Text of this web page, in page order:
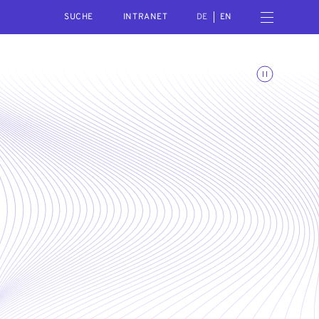
INTRANET
DE EN Menü öffnen
Animationen umschalten